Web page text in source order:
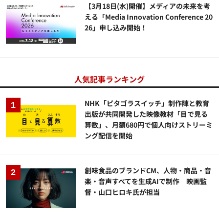
【3月18日(水)開催】メディアの未来を考
える「Media Innovation Conference 20
26」申し込み開始！
人気記事ランキング
NHK「ピタゴラスイッチ」制作陣と教育
出版が共同開発した映像教材「目で見る
算数」、月額680円で個人向けストリーミ
ング配信を開始
創味食品のブランドCM、人物・商品・音
楽・音声すべてを生成AIで制作 映画監
督・山口ヒロキ氏が担当